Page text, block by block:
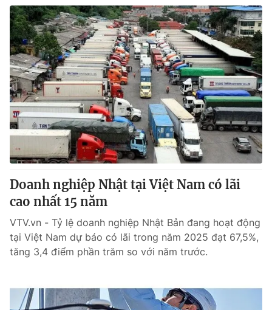
Doanh nghiệp Nhật tại Việt Nam có lãi
cao nhất 15 năm
VTV.vn - Tỷ lệ doanh nghiệp Nhật Bản đang hoạt động
tại Việt Nam dự báo có lãi trong năm 2025 đạt 67,5%,
tăng 3,4 điểm phần trăm so với năm trước.